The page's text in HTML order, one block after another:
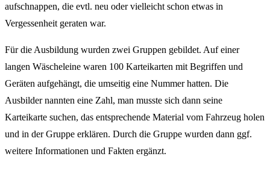
aufschnappen, die evtl. neu oder vielleicht schon etwas in
Vergessenheit geraten war.
Für die Ausbildung wurden zwei Gruppen gebildet. Auf einer
langen Wäscheleine waren 100 Karteikarten mit Begriffen und
Geräten aufgehängt, die umseitig eine Nummer hatten. Die
Ausbilder nannten eine Zahl, man musste sich dann seine
Karteikarte suchen, das entsprechende Material vom Fahrzeug holen
und in der Gruppe erklären. Durch die Gruppe wurden dann ggf.
weitere Informationen und Fakten ergänzt.